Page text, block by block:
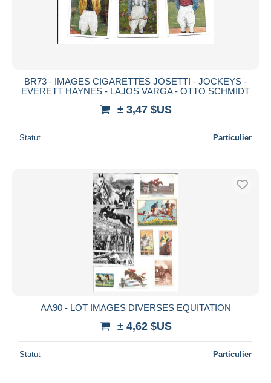
BR73 - IMAGES CIGARETTES JOSETTI - JOCKEYS -
EVERETT HAYNES - LAJOS VARGA - OTTO SCHMIDT
± 3,47 $US
Statut Particulier
AA90 - LOT IMAGES DIVERSES EQUITATION
± 4,62 $US
Statut Particulier